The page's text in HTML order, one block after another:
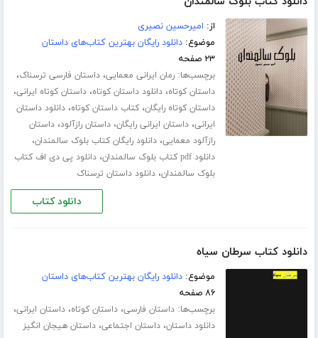
از: امیرحسین نصیری
موضوع:دانلود رایگان بهترین کتاب‌های داستان
۲۳ صفحه
برچسب‌ها:رمان ایرانی معمایی،داستان فارسی ترسناک،
داستان کوتاه،دانلود داستان کوتاه،داستان کوتاه ایرانی،
داستان کوتاه رایگان،کتاب داستان کوتاه،دانلود داستان
ایرانی،داستان ایرانی رایگان،داستان رازآلود،داستان
رازآلود معمایی،دانلود رایگان کتاب بلوک سالمندان،
دانلود pdf کتاب بلوک سالمندان ،دانلود پی دی اف کتاب
بلوک سالمندان،دانلود داستان ترسناک
دانلود کتاب
دانلود کتاب سرطان سیاه
موضوع:دانلود رایگان بهترین کتاب‌های داستان
۸۶ صفحه
برچسب‌ها:داستان فارسی،داستان کوتاه،داستان ایرانی،
دانلود داستان،داستان اجتماعی،داستان هیجان انگیز